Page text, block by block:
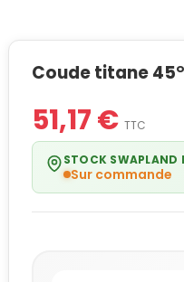
Coude titane
51,17 € TTC
STOCK SWAPLAND
Sur commande